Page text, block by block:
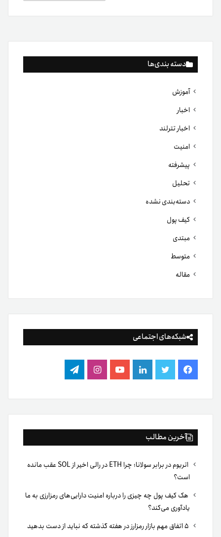
دسته بندی‌ها
آموزش
اخبار
اخبار تترلند
امنیت
پیشرفته
تحلیل
دسته‌بندی نشده
کیف پول
مبتدی
متوسط
مقاله
شبکه‌های اجتماعی
فیس
بوک
توییتر لینکدینیوتیوباینستاگرام
تلگرام
آخرین مطالب
اتریوم در برابر سولانا؛ چرا ETH در رالی اخیر از SOL عقب مانده
است؟
هک کیف پول چه چیزی را درباره امنیت دارایی‌های رمزارزی به ما
یادآوری می‌کند؟